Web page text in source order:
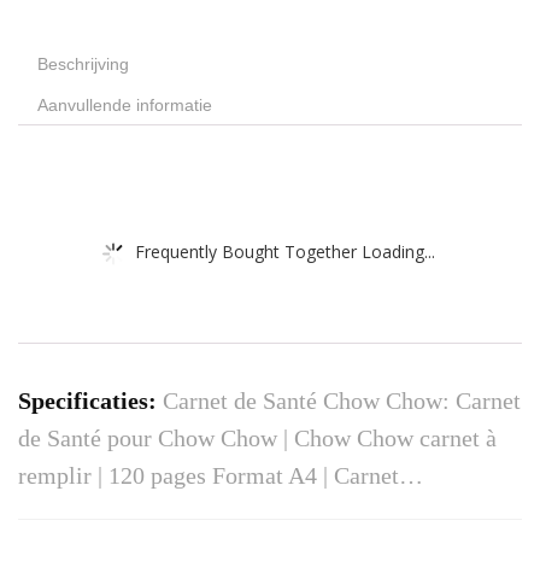
Beschrijving
Aanvullende informatie
Frequently Bought Together Loading...
Specificaties: Carnet de Santé Chow Chow: Carnet
de Santé pour Chow Chow | Chow Chow carnet à
remplir | 120 pages Format A4 | Carnet…